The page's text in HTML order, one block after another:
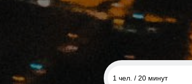
1 чел. / 20 минут